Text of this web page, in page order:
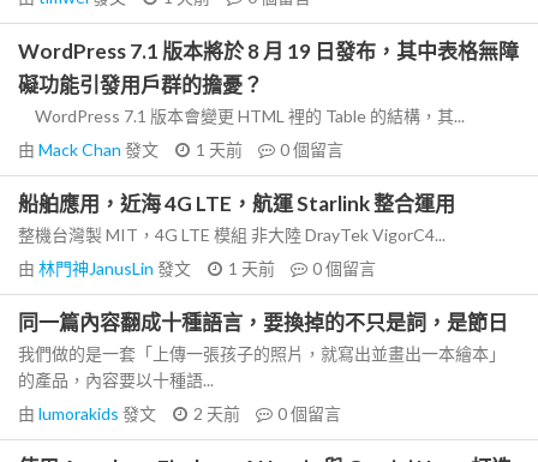
WordPress 7.1 版本將於 8 月 19 日發布，其中表格無障
礙功能引發用戶群的擔憂？
WordPress 7.1 版本會變更 HTML 裡的 Table 的結構，其...
由 Mack Chan 發文 1 天前 0個留言
船舶應用，近海 4G LTE，航運 Starlink 整合運用
整機台灣製 MIT，4G LTE 模組 非大陸 DrayTek VigorC4...
由 林門神JanusLin 發文 1 天前 0個留言
同一篇內容翻成十種語言，要換掉的不只是詞，是節日
我們做的是一套「上傳一張孩子的照片，就寫出並畫出一本繪本」
的產品，內容要以十種語...
由 lumorakids 發文 2 天前 0個留言